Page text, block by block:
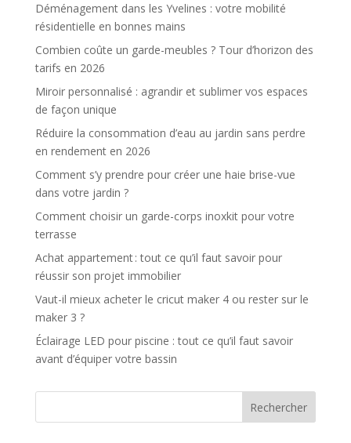
Déménagement dans les Yvelines : votre mobilité
résidentielle en bonnes mains
Combien coûte un garde-meubles ? Tour d’horizon des
tarifs en 2026
Miroir personnalisé : agrandir et sublimer vos espaces
de façon unique
Réduire la consommation d’eau au jardin sans perdre
en rendement en 2026
Comment s’y prendre pour créer une haie brise-vue
dans votre jardin ?
Comment choisir un garde-corps inoxkit pour votre
terrasse
Achat appartement : tout ce qu’il faut savoir pour
réussir son projet immobilier
Vaut-il mieux acheter le cricut maker 4 ou rester sur le
maker 3 ?
Éclairage LED pour piscine : tout ce qu’il faut savoir
avant d’équiper votre bassin